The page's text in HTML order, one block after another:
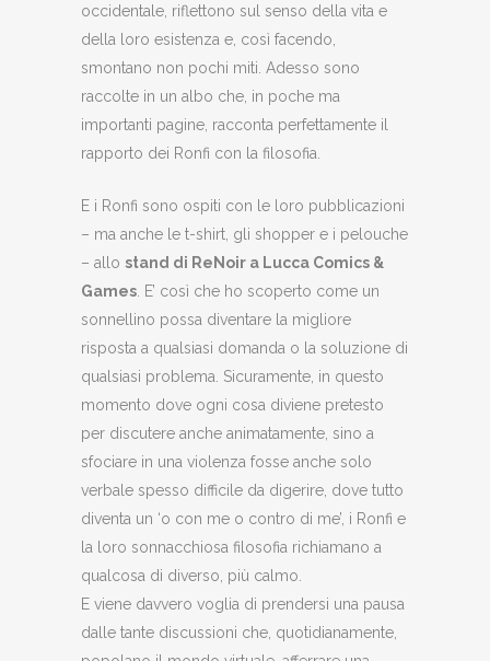
occidentale, riflettono sul senso della vita e
della loro esistenza e, così facendo,
smontano non pochi miti. Adesso sono
raccolte in un albo che, in poche ma
importanti pagine, racconta perfettamente il
rapporto dei Ronfi con la filosofia.
E i Ronfi sono ospiti con le loro pubblicazioni
– ma anche le t-shirt, gli shopper e i pelouche
– allo stand di ReNoir a Lucca Comics &
Games . E’ così che ho scoperto come un
sonnellino possa diventare la migliore
risposta a qualsiasi domanda o la soluzione di
qualsiasi problema. Sicuramente, in questo
momento dove ogni cosa diviene pretesto
per discutere anche animatamente, sino a
sfociare in una violenza fosse anche solo
verbale spesso difficile da digerire, dove tutto
diventa un ‘o con me o contro di me’, i Ronfi e
la loro sonnacchiosa filosofia richiamano a
qualcosa di diverso, più calmo.
E viene davvero voglia di prendersi una pausa
dalle tante discussioni che, quotidianamente,